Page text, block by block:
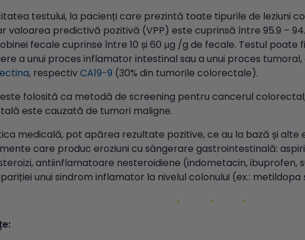
testului, la pacienți care prezintă toate tipurile de leziuni
valoarea predictivă pozitivă (VPP) este cuprinsă între 95.9 –
fecale cuprinse între 10 și 60 μg /g de fecale. Testul
a unui proces inflamator intestinal sau a unui proces tumoral,
, respectivCA19-9 (30% din tumorile colorectale).
folosită ca metodă de screening pentru cancerul
este cauzată de tumori maligne.
medicală, pot apărea rezultate pozitive, ce au la bază și alte
care produc eroziuni cu sângerare gastrointestinală:
antiinflamatoare nesteroidiene (indometacin, ibuprofen,
unui sindrom inflamator la nivelul colonului (ex.: